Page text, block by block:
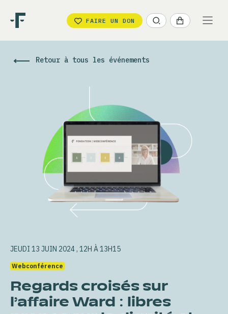
FAIRE UN DON
Retour à tous les événements
JEUDI 13 JUIN 2024 , 12H À 13H15
Webconférence
Regards croisés sur
l’affaire Ward : libres